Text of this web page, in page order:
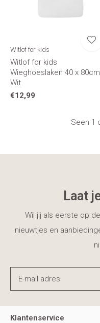
Witlof for kids
Witlof for kids
Wieghoeslaken 40 x 80cm
Wit
€12,99
Seen 1
Laat
Wil jij als eerste op
nieuwtjes en
Klantenservice